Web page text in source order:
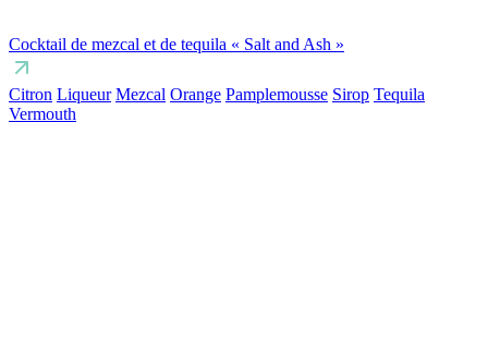
Cocktail de mezcal et de tequila « Salt and Ash »
Citron Liqueur Mezcal Orange Pamplemousse Sirop Tequila
Vermouth